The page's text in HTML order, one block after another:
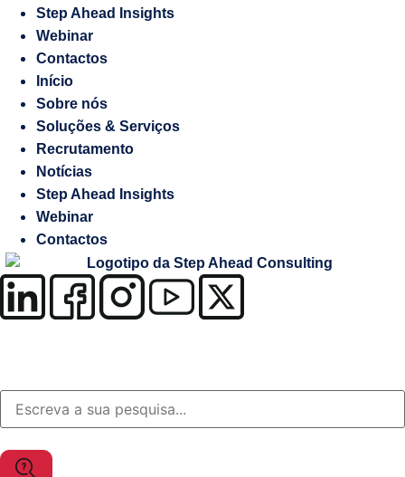
de
Encargos
Salesforce
Soluções
à
medida
OutSystems
Setor
da
Step Ahead Insights
Webinar
Contactos
Início
Sobre nós
Soluções & Serviços
Recrutamento
Notícias
Step Ahead Insights
Webinar
Contactos